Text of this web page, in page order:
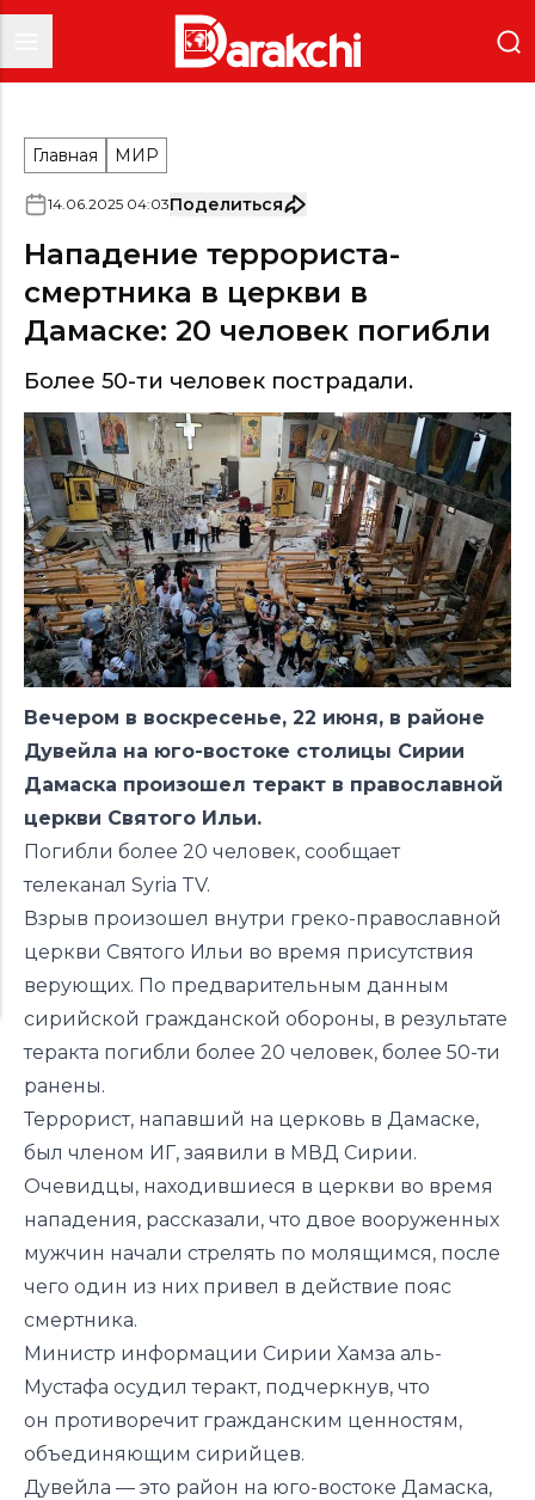
Главная МИР
14.06.2025 04:03Поделиться
Нападение террориста-
смертника в церкви в
Дамаске: 20 человек погибли
Более 50-ти человек пострадали.
Вечером в воскресенье, 22 июня, в районе
Дувейла на юго-востоке столицы Сирии
Дамаска произошел теракт в православной
церкви Святого Ильи.
Погибли более 20 человек, сообщает
телеканал Syria TV.
Взрыв произошел внутри греко-православной
церкви Святого Ильи во время присутствия
верующих. По предварительным данным
сирийской гражданской обороны, в результате
теракта погибли более 20 человек, более 50-ти
ранены.
Террорист, напавший на церковь в Дамаске,
был членом ИГ, заявили в МВД Сирии.
Очевидцы, находившиеся в церкви во время
нападения, рассказали, что двое вооруженных
мужчин начали стрелять по молящимся, после
чего один из них привел в действие пояс
смертника.
Министр информации Сирии Хамза аль-
Мустафа осудил теракт, подчеркнув, что
он противоречит гражданским ценностям,
объединяющим сирийцев.
Дувейла — это район на юго-востоке Дамаска,